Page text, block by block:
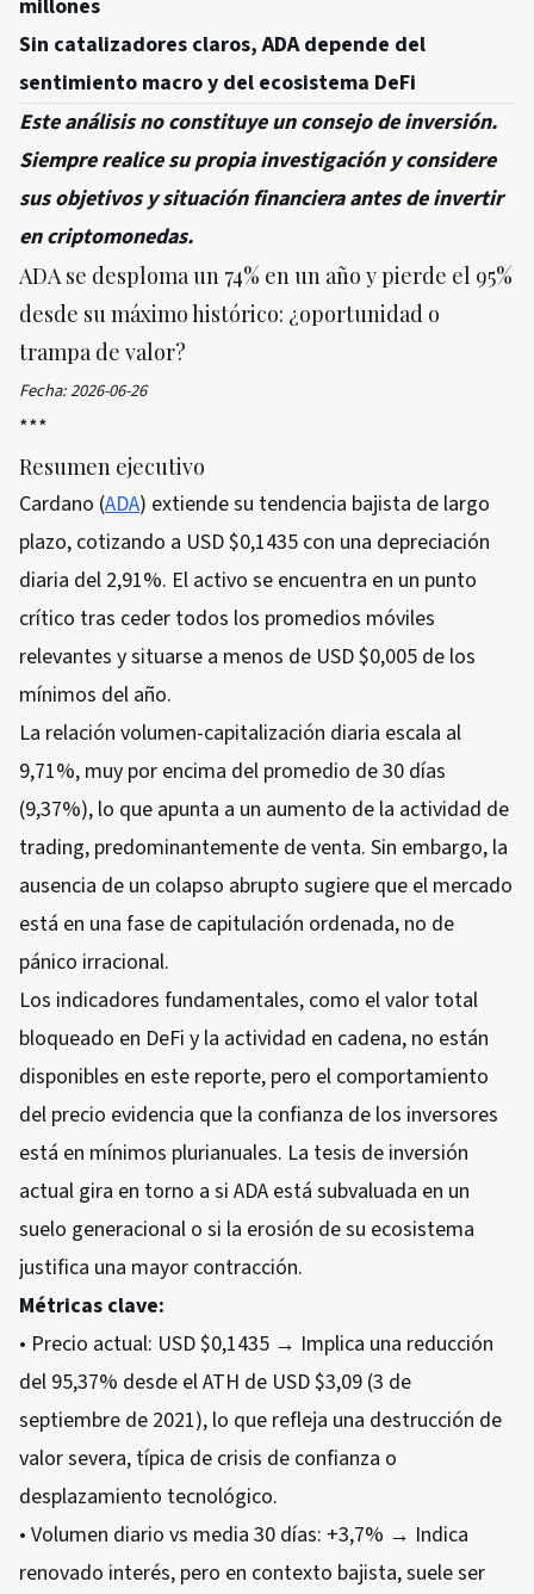
millones
Sin catalizadores claros, ADA depende del
sentimiento macro y del ecosistema DeFi
Este análisis no constituye un consejo de inversión.
Siempre realice su propia investigación y considere
sus objetivos y situación financiera antes de invertir
en criptomonedas.
ADA se desploma un 74% en un año y pierde el 95%
desde su máximo histórico: ¿oportunidad o
trampa de valor?
Fecha: 2026-06-26
***
Resumen ejecutivo
Cardano (ADA) extiende su tendencia bajista de largo
plazo, cotizando a USD $0,1435 con una depreciación
diaria del 2,91%. El activo se encuentra en un punto
crítico tras ceder todos los promedios móviles
relevantes y situarse a menos de USD $0,005 de los
mínimos del año.
La relación volumen-capitalización diaria escala al
9,71%, muy por encima del promedio de 30 días
(9,37%), lo que apunta a un aumento de la actividad de
trading, predominantemente de venta. Sin embargo, la
ausencia de un colapso abrupto sugiere que el mercado
está en una fase de capitulación ordenada, no de
pánico irracional.
Los indicadores fundamentales, como el valor total
bloqueado en DeFi y la actividad en cadena, no están
disponibles en este reporte, pero el comportamiento
del precio evidencia que la confianza de los inversores
está en mínimos plurianuales. La tesis de inversión
actual gira en torno a si ADA está subvaluada en un
suelo generacional o si la erosión de su ecosistema
justifica una mayor contracción.
Métricas clave:
• Precio actual: USD $0,1435 → Implica una reducción
del 95,37% desde el ATH de USD $3,09 (3 de
septiembre de 2021), lo que refleja una destrucción de
valor severa, típica de crisis de confianza o
desplazamiento tecnológico.
• Volumen diario vs media 30 días: +3,7% → Indica
renovado interés, pero en contexto bajista, suele ser